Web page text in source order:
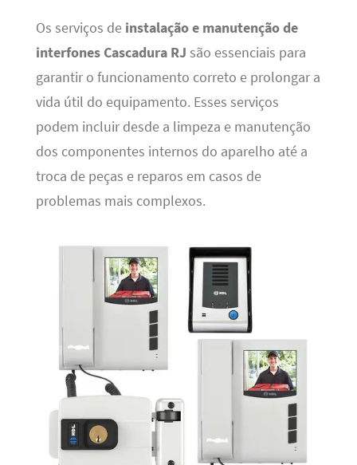
Os serviços de instalação e manutenção de
interfones Cascadura RJ são essenciais para
garantir o funcionamento correto e prolongar a
vida útil do equipamento. Esses serviços
podem incluir desde a limpeza e manutenção
dos componentes internos do aparelho até a
troca de peças e reparos em casos de
problemas mais complexos.